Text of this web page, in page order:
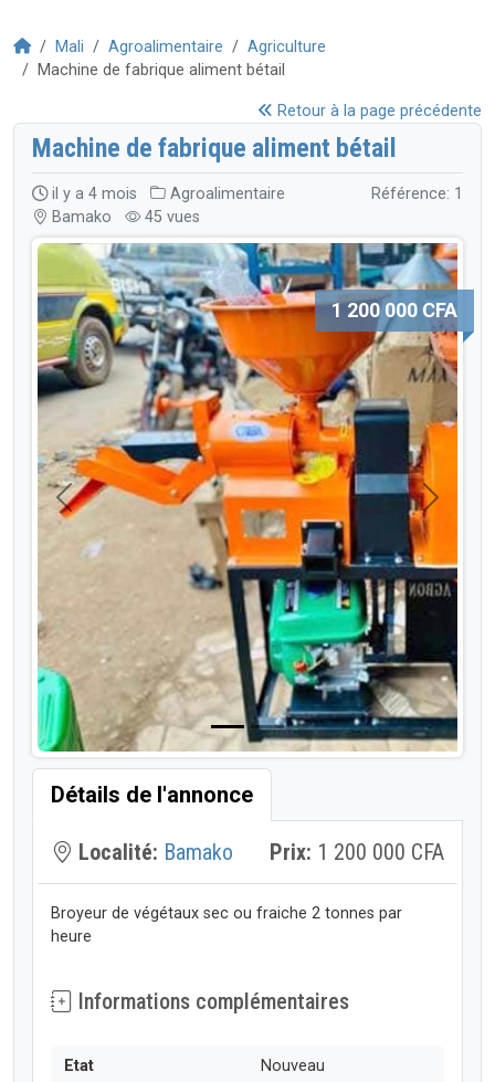
Mali Agroalimentaire
Agriculture
Machine de fabrique aliment bétail
Retour à la page précédente
Machine de fabrique aliment bétail
il y a 4 mois
Agroalimentaire
Bamako
45 vues
Référence: 1
1 200 000 CFA
Précédent Suivant
Détails de l'annonce
Localité: Bamako Prix: 1 200 000 CFA
Broyeur de végétaux sec ou fraiche 2 tonnes par
heure
Informations complémentaires
Etat Nouveau